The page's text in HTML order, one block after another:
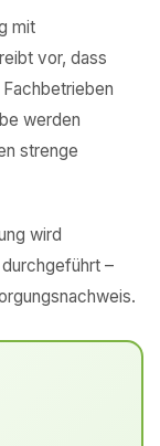
mit
vor, dass
werden
strenge
wird
–